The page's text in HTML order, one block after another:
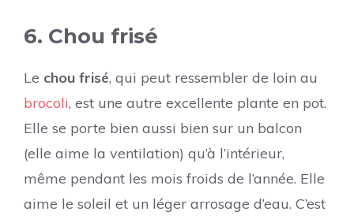
6. Chou frisé
Le chou frisé, qui peut ressembler de loin au
brocoli, est une autre excellente plante en pot.
Elle se porte bien aussi bien sur un balcon
(elle aime la ventilation) qu’à l’intérieur,
même pendant les mois froids de l’année. Elle
aime le soleil et un léger arrosage d’eau. C’est